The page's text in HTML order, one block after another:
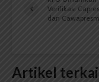
Verifikasi
dan
Artikel